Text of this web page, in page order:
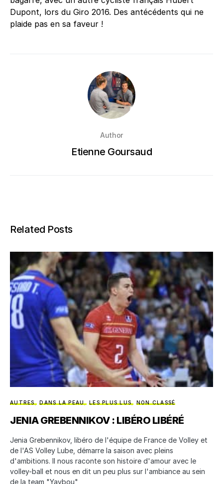
Dupont, lors du Giro 2016. Des antécédents qui ne
plaide pas en sa faveur !
Author
Etienne Goursaud
Related Posts
AUTRES DANS LA PEAU LES PLUS LUS NON CLASSÉ
JENIA GREBENNIKOV : LIBÉRO LIBÉRÉ
Jenia Grebennikov, libéro de l'équipe de France de Volley et
de l'AS Volley Lube, démarre la saison avec pleins
d'ambitions. Il nous raconte son histoire d'amour avec le
volley-ball et nous en dit un peu plus sur l'ambiance au sein
de la team "Yavbou"